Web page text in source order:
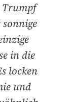
Trumpf
in die
locken
und